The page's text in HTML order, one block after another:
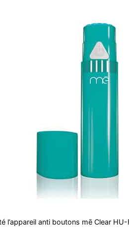
l’appareil anti boutons mē Clear HU-